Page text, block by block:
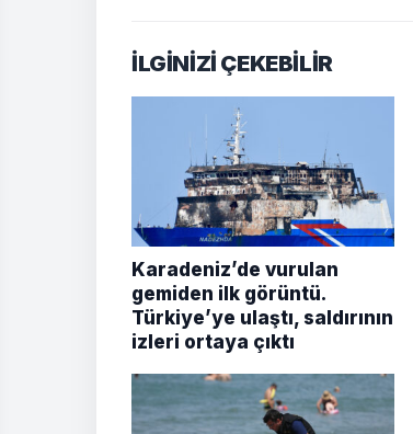
İLGİNİZİ ÇEKEBİLİR
Karadeniz’de vurulan
gemiden ilk görüntü.
Türkiye’ye ulaştı, saldırının
izleri ortaya çıktı